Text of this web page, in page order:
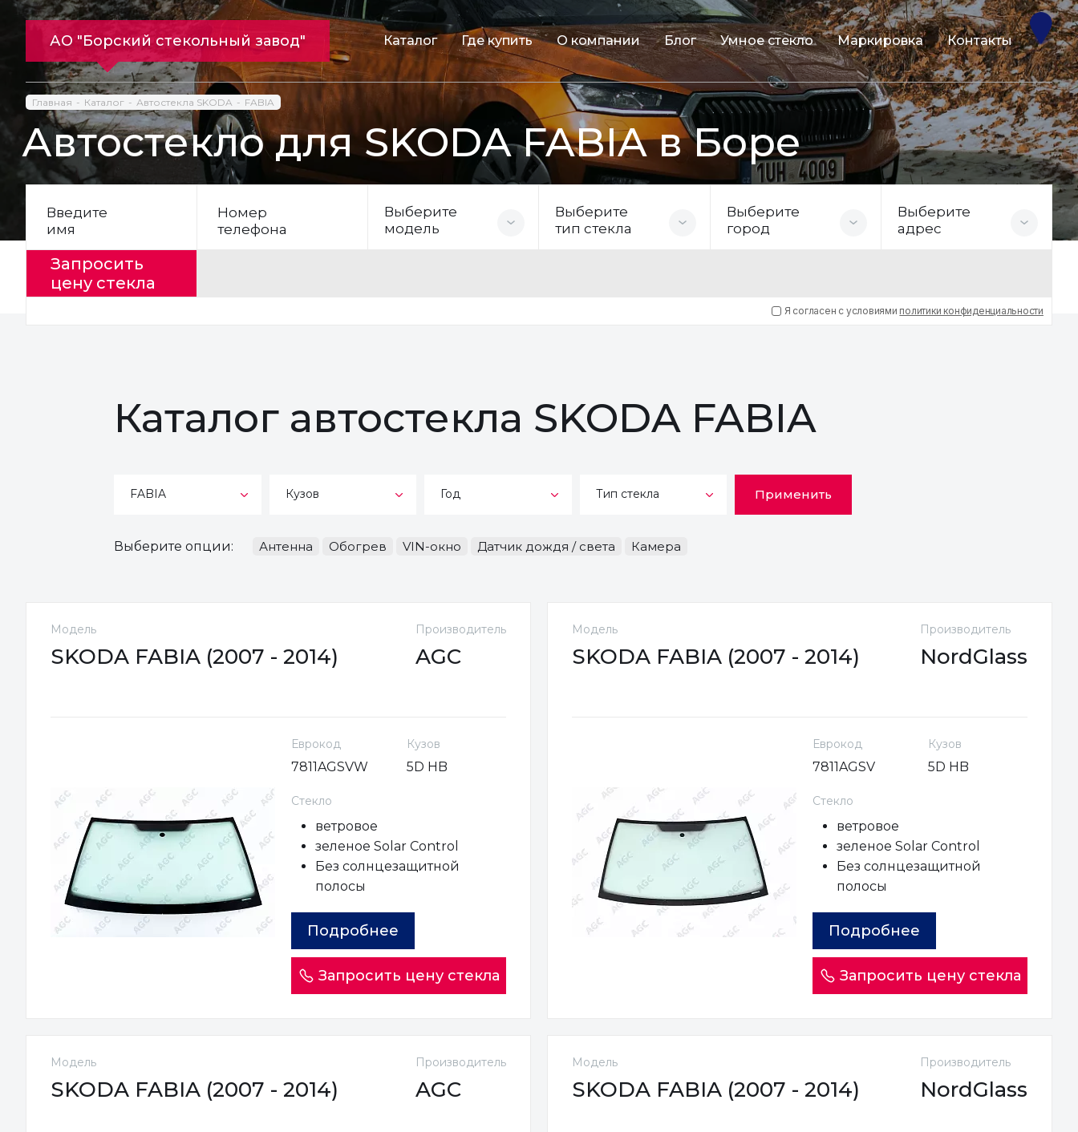
АО "Борский стекольный завод" Каталог Где купить О компании Блог Умное стекло Маркировка Контакты
Главная Каталог Автостекла SKODA FABIA
Автостекло для SKODA FABIA в Боре
Введите
имя
Номер
телефона
Выберите
модель
Выберите
тип стекла
Выберите
город
Выберите
адрес
Запросить
цену стекла
Я согласен с условиями политики конфиденциальности
Каталог автостекла SKODA FABIA
FABIA Кузов Год Тип стекла Применить
Выберите опции: Антенна Обогрев VIN-окно Датчик дождя / света Камера
Модель
SKODA FABIA (2007 - 2014)
Производитель
AGC
Еврокод
7811AGSVW
Кузов
5D HB
Стекло
ветровое
зеленое Solar Control
Без солнцезащитной
полосы
Подробнее
Запросить цену стекла
Модель
SKODA FABIA (2007 - 2014)
Производитель
NordGlass
Еврокод
7811AGSV
Кузов
5D HB
Стекло
ветровое
зеленое Solar Control
Без солнцезащитной
полосы
Подробнее
Запросить цену стекла
Модель
SKODA FABIA (2007 - 2014)
Производитель
AGC
Модель
SKODA FABIA (2007 - 2014)
Производитель
NordGlass